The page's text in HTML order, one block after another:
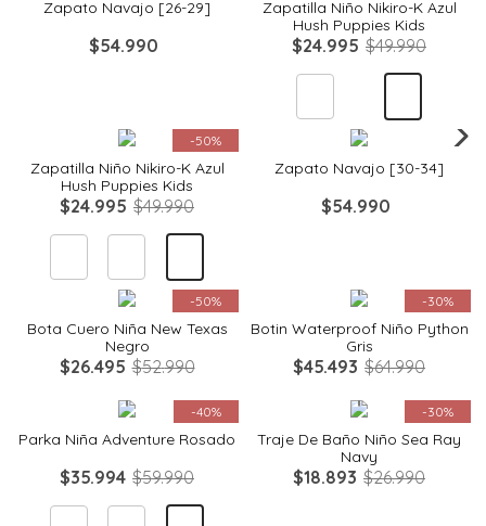
Zapato Navajo [26-29]
$54.990
Zapatilla Niño Nikiro-K Azul
Hush Puppies Kids
$24.995 $49.990
-50%
Quickview
Zapatilla Niño Nikiro-K Azul
Hush Puppies Kids
$24.995 $49.990
Quickview
Zapato Navajo [30-34]
$54.990
-50%
Quickview
Bota Cuero Niña New Texas
Negro
$26.495 $52.990
-30%
Quickview
Botin Waterproof Niño Python
Gris
$45.493 $64.990
-40%
Quickview
Parka Niña Adventure Rosado
$35.994 $59.990
-30%
Quickview
Traje De Baño Niño Sea Ray
Navy
$18.893 $26.990